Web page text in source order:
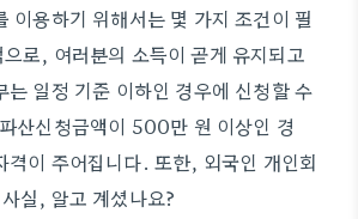
이용하기 위해서는 몇 가지 조건이 필
로, 여러분의 소득이 곧게 유지되고
는 일정 기준 이하인 경우에 신청할 수
산신청금액이 500만 원 이상인 경
격이 주어집니다. 또한, 외국인 개인회
실, 알고 계셨나요?